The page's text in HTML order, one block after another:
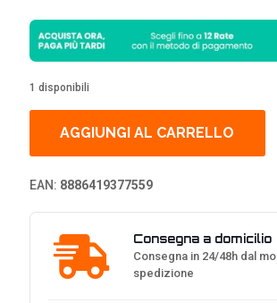
1 disponibili
AGGIUNGI AL CARRELLO
EAN: 8886419377559
Consegna a domicilio
Consegna in 24/48h dal
spedizione